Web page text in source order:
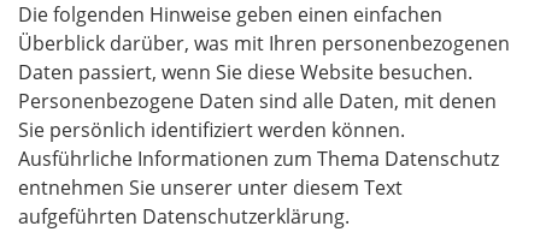
Die folgenden Hinweise geben einen einfachen
Überblick darüber, was mit Ihren personenbezogenen
Daten passiert, wenn Sie diese Website besuchen.
Personenbezogene Daten sind alle Daten, mit denen
Sie persönlich identifiziert werden können.
Ausführliche Informationen zum Thema Datenschutz
entnehmen Sie unserer unter diesem Text
aufgeführten Datenschutzerklärung.